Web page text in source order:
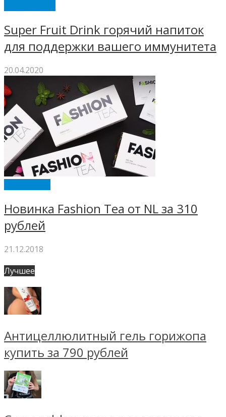
Super Fruit Drink горячий напиток
для поддержки вашего иммунитета
20.04.2020
Новинка Fashion Tea от NL за 310
рублей
21.12.2018
Лучшее
Антицеллюлитный гель горижопа
купить за 790 рублей